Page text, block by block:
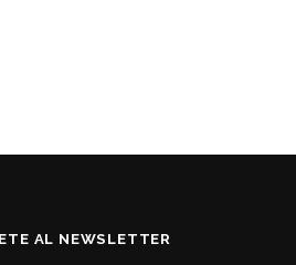
AL NEWSLETTER